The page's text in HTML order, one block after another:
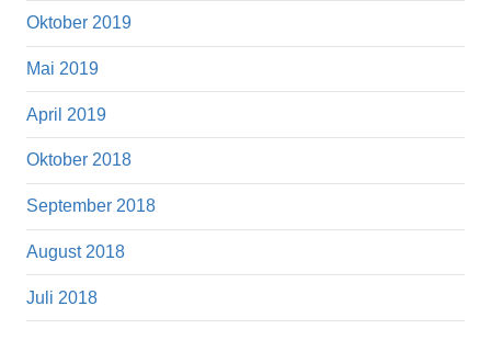
Oktober 2019
Mai 2019
April 2019
Oktober 2018
September 2018
August 2018
Juli 2018